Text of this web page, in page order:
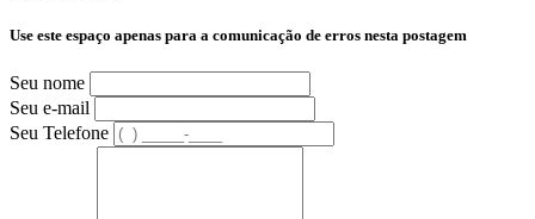
Use este espaço apenas para a comunicação de erros nesta postagem
Seu nome
Seu e-mail
Seu Telefone